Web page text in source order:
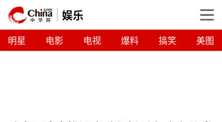
娱乐
明星 电影 电视 爆料 搞笑 美图